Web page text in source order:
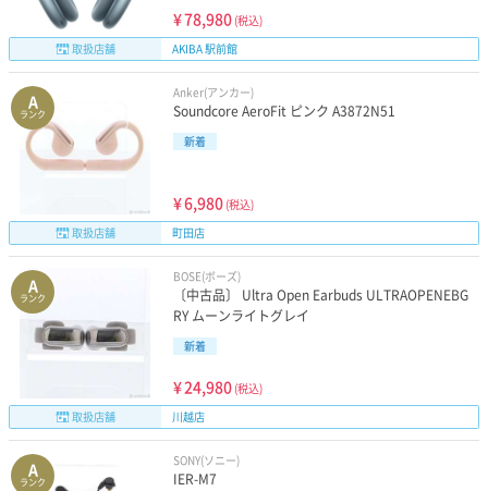
¥78,980 (税込)
取扱店舗
AKIBA 駅前館
A
ランク
Anker(アンカー)
Soundcore AeroFit ピンク A3872N51
新着
¥6,980 (税込)
取扱店舗
町田店
A
ランク
BOSE(ボーズ)
〔中古品〕 Ultra Open Earbuds ULTRAOPENEBG
RY ムーンライトグレイ
新着
¥24,980 (税込)
取扱店舗
川越店
A
ランク
SONY(ソニー)
IER-M7